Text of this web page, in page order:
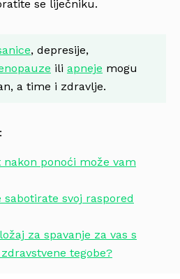
se liječniku.
, depresije,
ili apneje mogu
a time i zdravlje.
ponoći može vam
sabotirate svoj raspored
za spavanje za vas s
tegobe?